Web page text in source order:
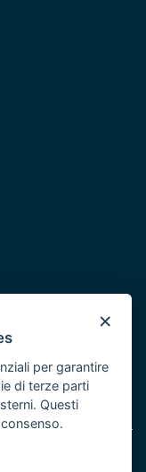
2014/2020 -
×
per garantire
di terze parti
Questi